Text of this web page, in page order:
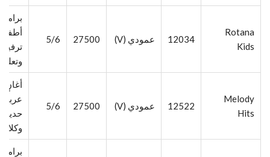
Rotana
Kids
12034 عمودي (V) 27500
5/6
برامج
Melody
Hits
12522 عمودي (V) 27500
5/6
أغانٍ
عربية
حديثة
برامج